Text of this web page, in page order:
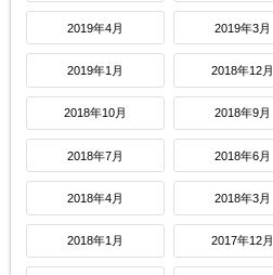
2019年4月 2019年3月
2019年1月 2018年12月
2018年10月 2018年9月
2018年7月 2018年6月
2018年4月 2018年3月
2018年1月 2017年12月